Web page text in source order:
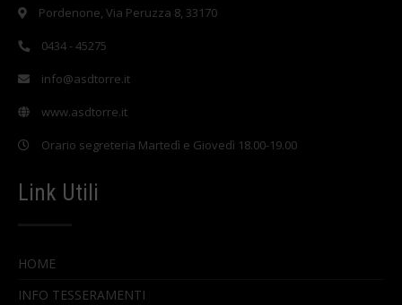
Pordenone, Via Peruzza 8, 33170
0434 - 45275
info@asdtorre.it
www.asdtorre.it
Orario segreteria Martedì e Giovedì 18.00-19.00
Link Utili
HOME
INFO TESSERAMENTI